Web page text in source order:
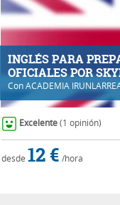
INGLÉS PARA
OFICIALES POR
ConACADEMIA
Excelente (1 opinión)
desde 12 € /hora